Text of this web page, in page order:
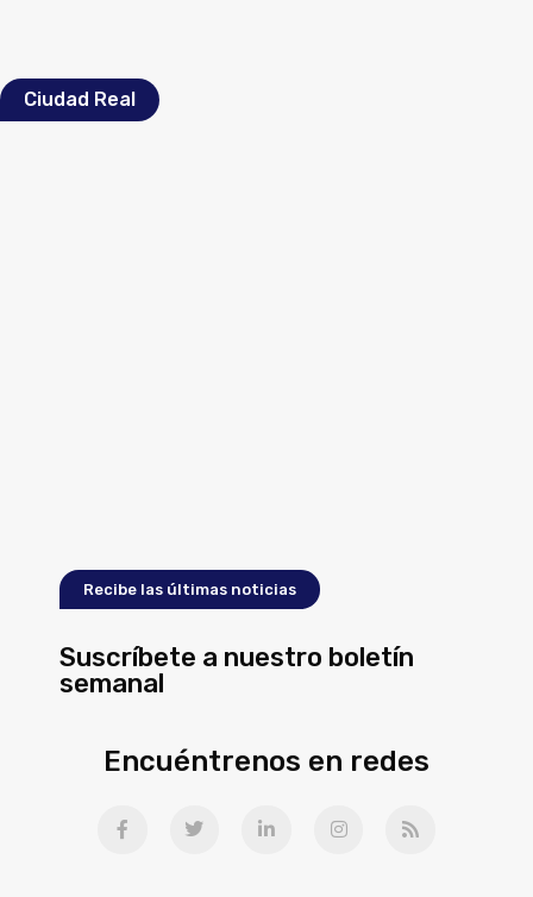
Ciudad Real
Recibe las últimas noticias
Suscríbete a nuestro boletín
semanal
Encuéntrenos en redes